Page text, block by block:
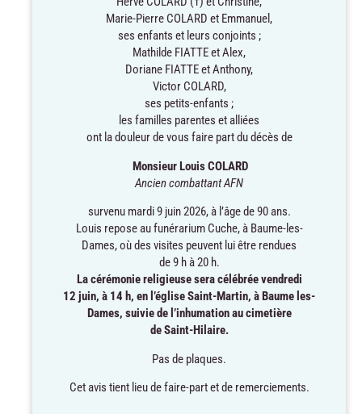
Marie-Pierre COLARD et Emmanuel,
ses enfants et leurs conjoints ;
Mathilde FIATTE et Alex,
Doriane FIATTE et Anthony,
Victor COLARD,
ses petits-enfants ;
les familles parentes et alliées
ont la douleur de vous faire part du décès de
Monsieur Louis COLARD
Ancien combattant AFN
survenu mardi 9 juin 2026, à l’âge de 90 ans.
Louis repose au funérarium Cuche, à Baume-les-
Dames, où des visites peuvent lui être rendues
de 9 h à 20 h.
La cérémonie religieuse sera célébrée vendredi
12 juin, à 14 h, en l’église Saint-Martin, à Baume les-
Dames, suivie de l’inhumation au cimetière
de Saint-Hilaire.
Pas de plaques.
Cet avis tient lieu de faire-part et de remerciements.